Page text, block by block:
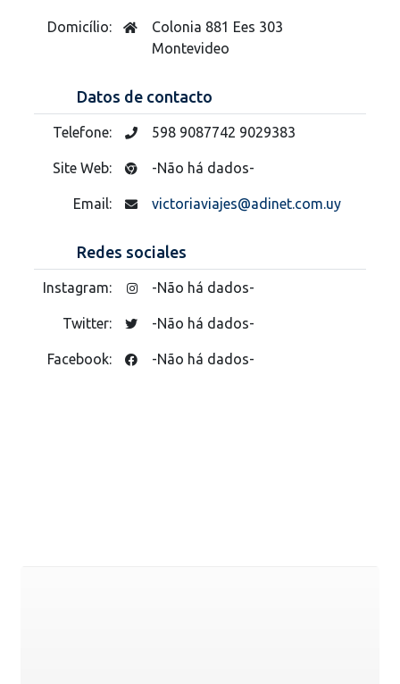
Domicílio:
Colonia 881 Ees 303
Montevideo
Datos de contacto
Telefone: 598 9087742 9029383
Site Web: -Não há dados-
Email: victoriaviajes@adinet.com.uy
Redes sociales
Instagram: -Não há dados-
Twitter: -Não há dados-
Facebook: -Não há dados-